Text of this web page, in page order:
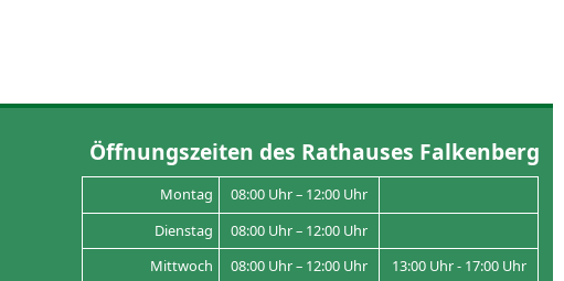
Öffnungszeiten des Rathauses Falkenberg
Montag
08:00 Uhr – 12:00 Uhr
Dienstag
08:00 Uhr – 12:00 Uhr
Mittwoch
08:00 Uhr – 12:00 Uhr 13:00 Uhr - 17:00 Uhr